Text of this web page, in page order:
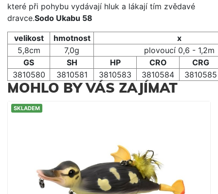
které při pohybu vydávají hluk a lákají tím zvědavé
dravce.Sodo Ukabu 58
velikost hmotnost
x
5,8cm
7,0g
plovoucí 0,6 - 1,2m
GS
SH HP CRO
CRG
3810580
3810581 3810583 3810584 3810585
MOHLO BY VÁS ZAJÍMAT
SKLADEM